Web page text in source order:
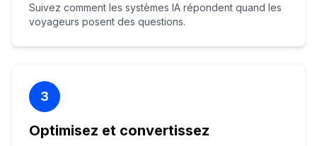
Suivez comment les systèmes IA répondent quand les
voyageurs posent des questions.
3
Optimisez et convertissez